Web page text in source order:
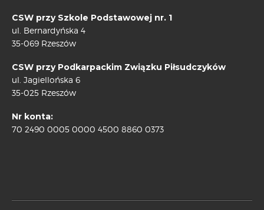
CSW przy Szkole Podstawowej nr. 1
ul. Bernardyńska 4
35-069 Rzeszów
CSW przy Podkarpackim Związku Piłsudczyków
ul. Jagiellońska 6
35-025 Rzeszów
Nr konta:
70 2490 0005 0000 4500 8860 0373